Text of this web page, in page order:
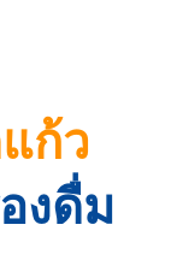
ก้ว
งดื่ม